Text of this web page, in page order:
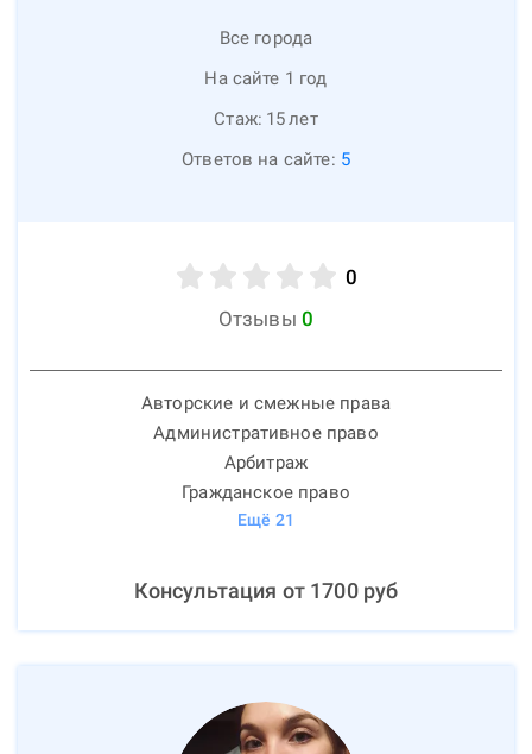
Все города
На сайте 1 год
Стаж: 15лет
Ответов на сайте: 5
0
Отзывы 0
Авторские и смежные права
Административное право
Арбитраж
Гражданское право
Ещё 21
Консультация от 1700руб